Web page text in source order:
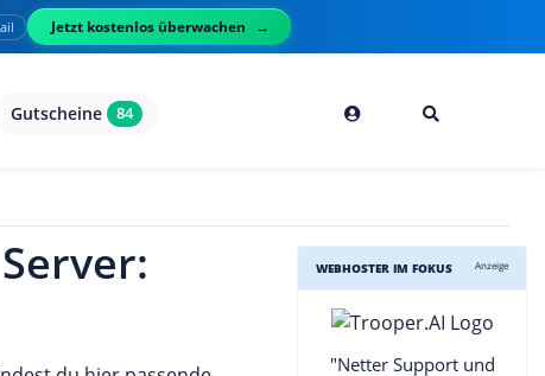
Jetzt kostenlos überwachen
Gutscheine 84
WEBHOSTER IM FOKUS Anzeige
"Netter Support und